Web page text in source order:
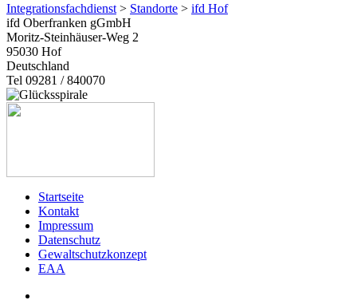
Integrationsfachdienst > Standorte > ifd Hof
ifd Oberfranken gGmbH
Moritz-Steinhäuser-Weg 2
95030 Hof
Deutschland
Tel 09281 / 840070
Startseite
Kontakt
Impressum
Datenschutz
Gewaltschutzkonzept
EAA